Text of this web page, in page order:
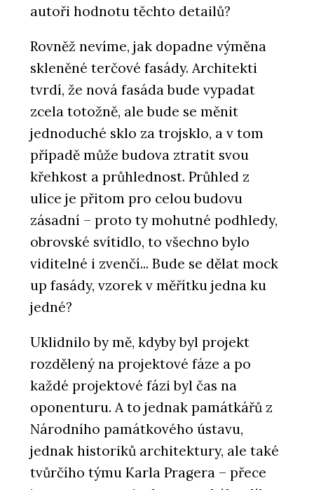
autoři hodnotu těchto detailů?
Rovněž nevíme, jak dopadne výměna
skleněné terčové fasády. Architekti
tvrdí, že nová fasáda bude vypadat
zcela totožně, ale bude se měnit
jednoduché sklo za trojsklo, a v tom
případě může budova ztratit svou
křehkost a průhlednost. Průhled z
ulice je přitom pro celou budovu
zásadní – proto ty mohutné podhledy,
obrovské svítidlo, to všechno bylo
viditelné i zvenčí... Bude se dělat mock
up fasády, vzorek v měřítku jedna ku
jedné?
Uklidnilo by mě, kdyby byl projekt
rozdělený na projektové fáze a po
každé projektové fázi byl čas na
oponenturu. A to jednak památkářů z
Národního památkového ústavu,
jednak historiků architektury, ale také
tvůrčího týmu Karla Pragera – přece